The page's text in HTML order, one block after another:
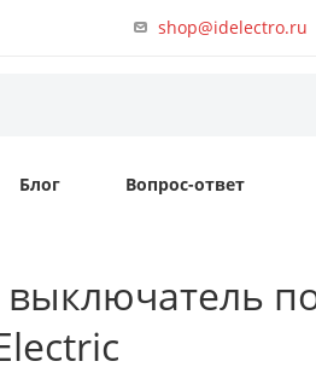
shop@idelectro.ru
Блог Вопрос-ответ